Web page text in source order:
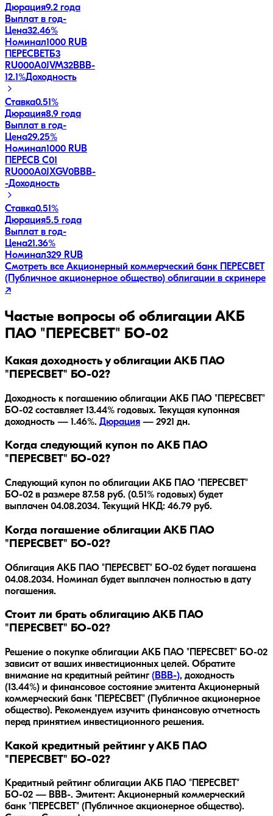
Дюрация9.2 года
Выплат в год-
Цена32.46%
Номинал1000 RUB
ПЕРЕСВЕТБ3
RU000A0JVM32BBB-
12.1%Доходность
Ставка0.51%
Дюрация8.9 года
Выплат в год-
Цена29.25%
Номинал1000 RUB
ПЕРЕСВ С01
RU000A0JXGV0BBB-
-Доходность
Ставка0.51%
Дюрация5.5 года
Выплат в год-
Цена21.36%
Номинал329 RUB
Смотреть все Акционерный коммерческий банк ПЕРЕСВЕТ
(Публичное акционерное общество) облигации в скринере
↗
Частые вопросы об облигации АКБ
ПАО "ПЕРЕСВЕТ" БО-02
Какая доходность у облигации АКБ ПАО
"ПЕРЕСВЕТ" БО-02?
Доходность к погашению облигации АКБ ПАО "ПЕРЕСВЕТ"
БО-02 составляет 13.44% годовых. Текущая купонная
доходность — 1.46%. Дюрация — 2921 дн.
Когда следующий купон по АКБ ПАО
"ПЕРЕСВЕТ" БО-02?
Следующий купон по облигации АКБ ПАО "ПЕРЕСВЕТ"
БО-02 в размере 87.58 руб. (0.51% годовых) будет
выплачен 04.08.2034. Текущий НКД: 46.79 руб.
Когда погашение облигации АКБ ПАО
"ПЕРЕСВЕТ" БО-02?
Облигация АКБ ПАО "ПЕРЕСВЕТ" БО-02 будет погашена
04.08.2034. Номинал будет выплачен полностью в дату
погашения.
Стоит ли брать облигацию АКБ ПАО
"ПЕРЕСВЕТ" БО-02?
Решение о покупке облигации АКБ ПАО "ПЕРЕСВЕТ" БО-02
зависит от ваших инвестиционных целей. Обратите
внимание на кредитный рейтинг ( BBB-), доходность
(13.44%) и финансовое состояние эмитента Акционерный
коммерческий банк "ПЕРЕСВЕТ" (Публичное акционерное
общество). Рекомендуем изучить финансовую отчетность
перед принятием инвестиционного решения.
Какой кредитный рейтинг у АКБ ПАО
"ПЕРЕСВЕТ" БО-02?
Кредитный рейтинг облигации АКБ ПАО "ПЕРЕСВЕТ"
БО-02 — BBB-. Эмитент: Акционерный коммерческий
банк "ПЕРЕСВЕТ" (Публичное акционерное общество).